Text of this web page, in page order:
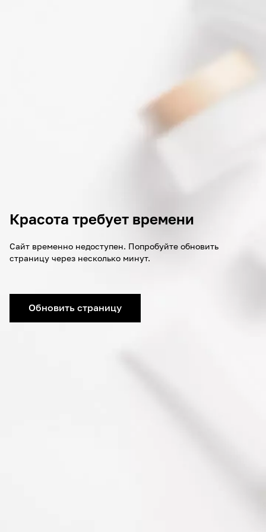
Красота требует времени
Сайт временно недоступен. Попробуйте обновить
страницу через несколько минут.
Обновить страницу